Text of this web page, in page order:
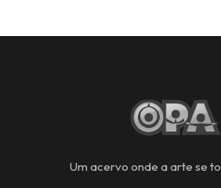
Um acervo onde a arte se